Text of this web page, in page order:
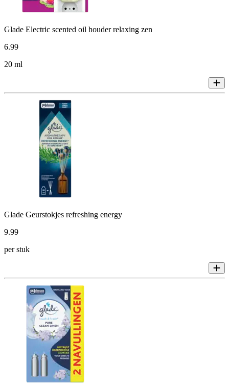
Glade Electric scented oil houder relaxing zen
6.99
20 ml
Glade Geurstokjes refreshing energy
9.99
per stuk